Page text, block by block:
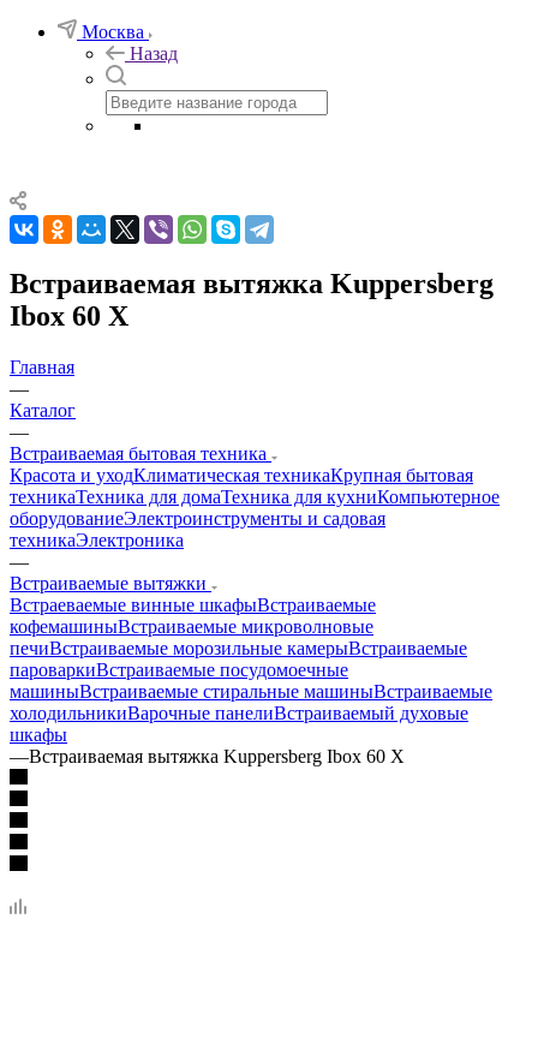
Москва
Назад
Встраиваемая вытяжка Kuppersberg
Ibox 60 X
Главная
—
Каталог
—
Встраиваемая бытовая техника
Красота и уходКлиматическая техникаКрупная бытовая
техникаТехника для домаТехника для кухниКомпьютерное
оборудованиеЭлектроинструменты и садовая
техникаЭлектроника
—
Встраиваемые вытяжки
Встраеваемые винные шкафыВстраиваемые
кофемашиныВстраиваемые микроволновые
печиВстраиваемые морозильные камерыВстраиваемые
пароваркиВстраиваемые посудомоечные
машиныВстраиваемые стиральные машиныВстраиваемые
холодильникиВарочные панелиВстраиваемый духовые
шкафы
—Встраиваемая вытяжка Kuppersberg Ibox 60 X